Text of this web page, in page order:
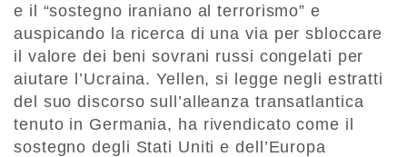
e il “sostegno iraniano al terrorismo” e
auspicando la ricerca di una via per sbloccare
il valore dei beni sovrani russi congelati per
aiutare l’Ucraina. Yellen, si legge negli estratti
del suo discorso sull’alleanza transatlantica
tenuto in Germania, ha rivendicato come il
sostegno degli Stati Uniti e dell’Europa